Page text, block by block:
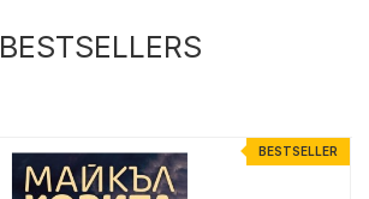
BESTSELLERS
BESTSELLER